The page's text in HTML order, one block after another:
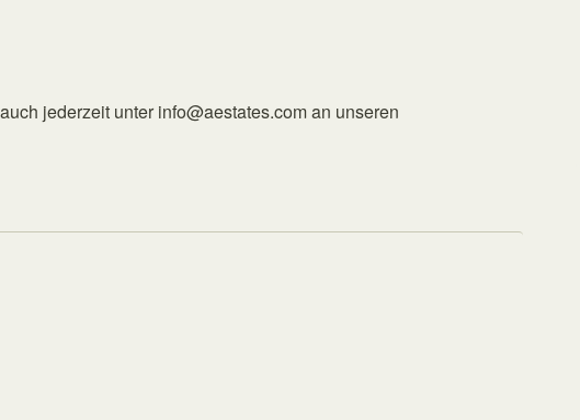
jederzeit unter info@aestates.com an unseren